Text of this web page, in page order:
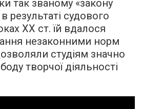
так званому «закону
результаті судового
XX ст. їй вдалося
незаконними норм
студіям значно
творчої діяльності